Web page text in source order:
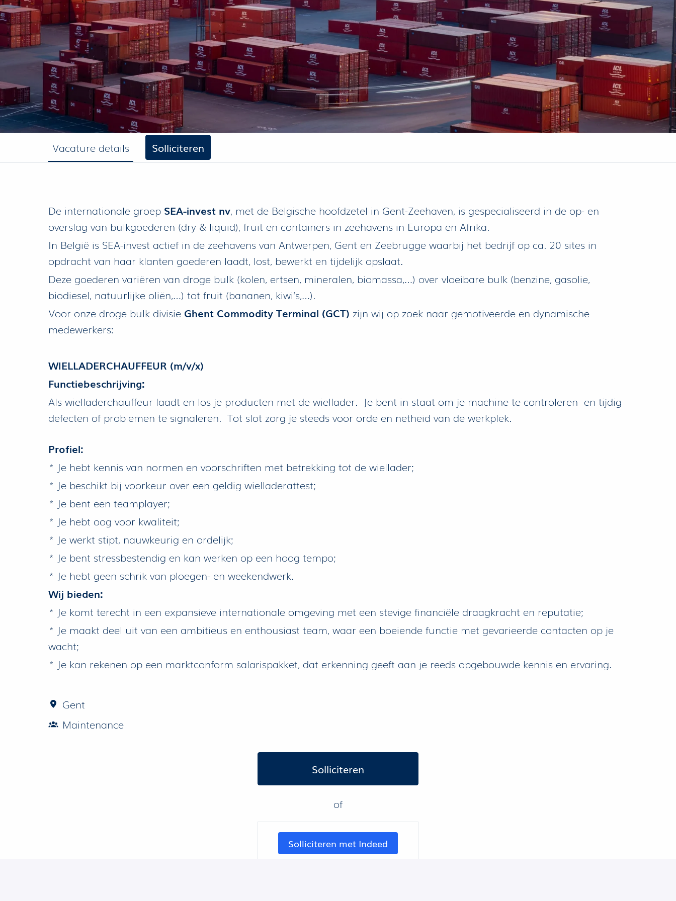
Vacature details Solliciteren
De internationale groep SEA-invest nv, met de Belgische hoofdzetel in Gent-Zeehaven, is gespecialiseerd in de op- en
overslag van bulkgoederen (dry & liquid), fruit en containers in zeehavens in Europa en Afrika.
In België is SEA-invest actief in de zeehavens van Antwerpen, Gent en Zeebrugge waarbij het bedrijf op ca. 20 sites in
opdracht van haar klanten goederen laadt, lost, bewerkt en tijdelijk opslaat.
Deze goederen variëren van droge bulk (kolen, ertsen, mineralen, biomassa,…) over vloeibare bulk (benzine, gasolie,
biodiesel, natuurlijke oliën,…) tot fruit (bananen, kiwi’s,…).
Voor onze droge bulk divisie Ghent Commodity Terminal (GCT) zijn wij op zoek naar gemotiveerde en dynamische
medewerkers:
WIELLADERCHAUFFEUR (m/v/x)
Functiebeschrijving:
Als wielladerchauffeur laadt en los je producten met de wiellader. Je bent in staat om je machine te controleren en tijdig
defecten of problemen te signaleren. Tot slot zorg je steeds voor orde en netheid van de werkplek.
Profiel:
* Je hebt kennis van normen en voorschriften met betrekking tot de wiellader;
* Je beschikt bij voorkeur over een geldig wielladerattest;
* Je bent een teamplayer;
* Je hebt oog voor kwaliteit;
* Je werkt stipt, nauwkeurig en ordelijk;
* Je bent stressbestendig en kan werken op een hoog tempo;
* Je hebt geen schrik van ploegen- en weekendwerk.
Wij bieden:
* Je komt terecht in een expansieve internationale omgeving met een stevige financiële draagkracht en reputatie;
* Je maakt deel uit van een ambitieus en enthousiast team, waar een boeiende functie met gevarieerde contacten op je
wacht;
* Je kan rekenen op een marktconform salarispakket, dat erkenning geeft aan je reeds opgebouwde kennis en ervaring.
Gent
Maintenance
Solliciteren
of
Solliciteren met Indeed